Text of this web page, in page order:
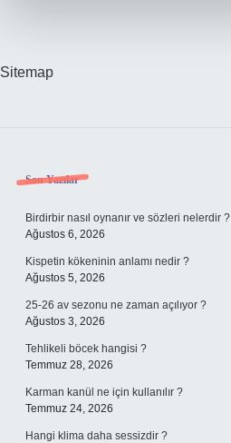
Sitemap
Sidebar
Son Yazılar
Birdirbir nasıl oynanır ve sözleri nelerdir ?
Ağustos 6, 2026
Kispetin kökeninin anlamı nedir ?
Ağustos 5, 2026
25-26 av sezonu ne zaman açılıyor ?
Ağustos 3, 2026
Tehlikeli böcek hangisi ?
Temmuz 28, 2026
Karman kanül ne için kullanılır ?
Temmuz 24, 2026
Hangi klima daha sessizdir ?